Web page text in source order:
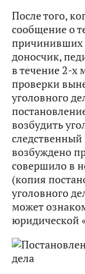
После того,
сообщение о
причинивших
доносчик,
в течение 2-х
проверки
уголовного
возбудить
возбуждено
совершило в
(копия
уголовного
может
юридической